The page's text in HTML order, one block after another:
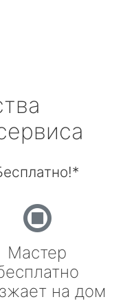
Мастер
на дом